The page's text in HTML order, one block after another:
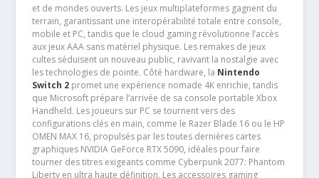
et de mondes ouverts. Les jeux multiplateformes gagnent du
terrain, garantissant une interopérabilité totale entre console,
mobile et PC, tandis que le cloud gaming révolutionne l’accès
aux jeux AAA sans matériel physique. Les remakes de jeux
cultes séduisent un nouveau public, ravivant la nostalgie avec
les technologies de pointe. Côté hardware, la Nintendo
Switch 2promet une expérience nomade 4K enrichie, tandis
que Microsoft prépare l’arrivée de sa console portable Xbox
Handheld. Les joueurs sur PC se tournent vers des
configurations clés en main, comme le Razer Blade 16 ou le HP
OMEN MAX 16, propulsés par les toutes dernières cartes
graphiques NVIDIA GeForce RTX 5090, idéales pour faire
tourner des titres exigeants comme Cyberpunk 2077: Phantom
Liberty en ultra haute définition. Les accessoires gaming